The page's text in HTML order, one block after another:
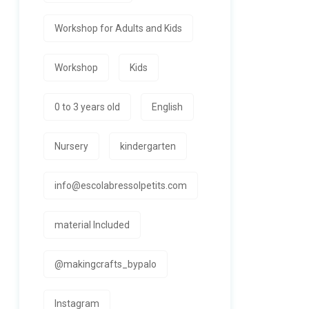
Workshop for Adults and Kids
Workshop Kids
0 to 3 years old English
Nursery kindergarten
info@escolabressolpetits.com
material Included
@makingcrafts_bypalo
Instagram